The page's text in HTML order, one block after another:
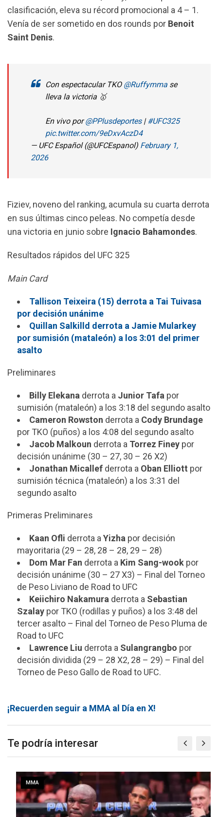
clasificación, eleva su récord promocional a 4 – 1.
Venía de ser sometido en dos rounds por Benoit
Saint Denis.
Con espectacular TKO @Ruffymma se
lleva la victoria 🥇
En vivo por@PPlusdeportes|#UFC325
pic.twitter.com/9eDxvAczD4
— UFC Español (@UFCEspanol) February 1,
2026
Fiziev, noveno del ranking, acumula su cuarta derrota
en sus últimas cinco peleas. No competía desde
una victoria en junio sobre Ignacio Bahamondes.
Resultados rápidos del UFC 325
Main Card
Tallison Teixeira (15) derrota a Tai Tuivasa
por decisión unánime
Quillan Salkilld derrota a Jamie Mularkey
por sumisión (mataleón) a los 3:01 del primer
asalto
Preliminares
Billy Elekana derrota a Junior Tafa por
sumisión (mataleón) a los 3:18 del segundo asalto
Cameron Rowston derrota a Cody Brundage
por TKO (puños) a los 4:08 del segundo asalto
Jacob Malkoun derrota a Torrez Finey por
decisión unánime (30 – 27, 30 – 26 X2)
Jonathan Micallef derrota a Oban Elliott por
sumisión técnica (mataleón) a los 3:31 del
segundo asalto
Primeras Preliminares
Kaan Ofli derrota aYizha por decisión
mayoritaria (29 – 28, 28 – 28, 29 – 28)
Dom Mar Fan derrota a Kim Sang-wook por
decisión unánime (30 – 27 X3) – Final del Torneo
de Peso Liviano de Road to UFC
Keiichiro Nakamura derrota a Sebastian
Szalay por TKO (rodillas y puños) a los 3:48 del
tercer asalto – Final del Torneo de Peso Pluma de
Road to UFC
Lawrence Liu derrota a Sulangrangbo por
decisión dividida (29 – 28 X2, 28 – 29) – Final del
Torneo de Peso Gallo de Road to UFC.
¡Recuerden seguir a MMA al Día en X!
Te podría interesar
MMA